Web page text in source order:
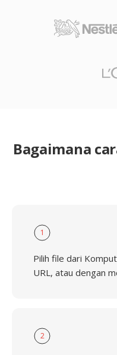
Bagaimana
1
Pilih file dari
URL, atau dengan
2